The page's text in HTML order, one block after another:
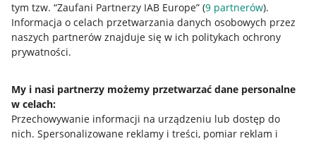
tym tzw. “Zaufani Partnerzy IAB Europe” (9 partnerów).
Informacja o celach przetwarzania danych osobowych przez
naszych partnerów znajduje się w ich politykach ochrony
prywatności.
My i nasi partnerzy możemy przetwarzać dane personalne
w celach:
Przechowywanie informacji na urządzeniu lub dostęp do
nich. Spersonalizowane reklamy i treści, pomiar reklam i
Przydatne informacje
Jak to działa
Allegro Gadane dla sprzedających
Allegro Gadane dla kupujących